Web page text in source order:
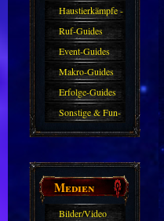
Farmkarten und
Haustiere
Haustierkämpfe -
Guide
Ruf-Guides
Event-Guides
Makro-Guides
Erfolge-Guides
Sonstige & Fun-
Guides
Medien
Bilder/Video